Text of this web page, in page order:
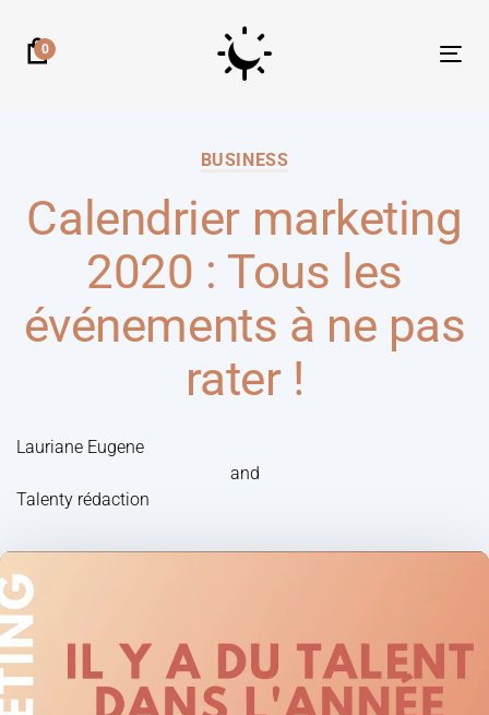
0
BUSINESS
Calendrier marketing
2020 : Tous les
événements à ne pas
rater !
Lauriane Eugene
and
Talenty rédaction